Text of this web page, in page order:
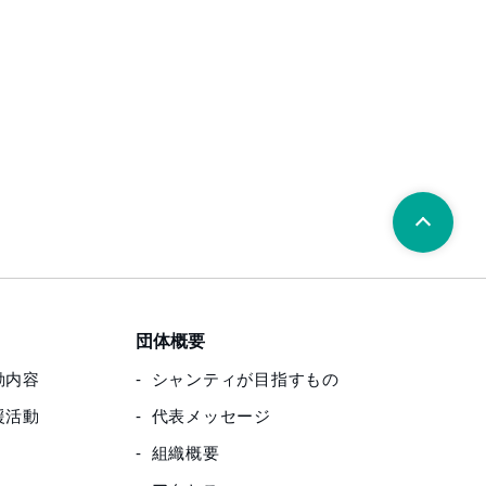
内容
活動
団体概要
シャンティが目指すもの
代表メッセージ
組織概要